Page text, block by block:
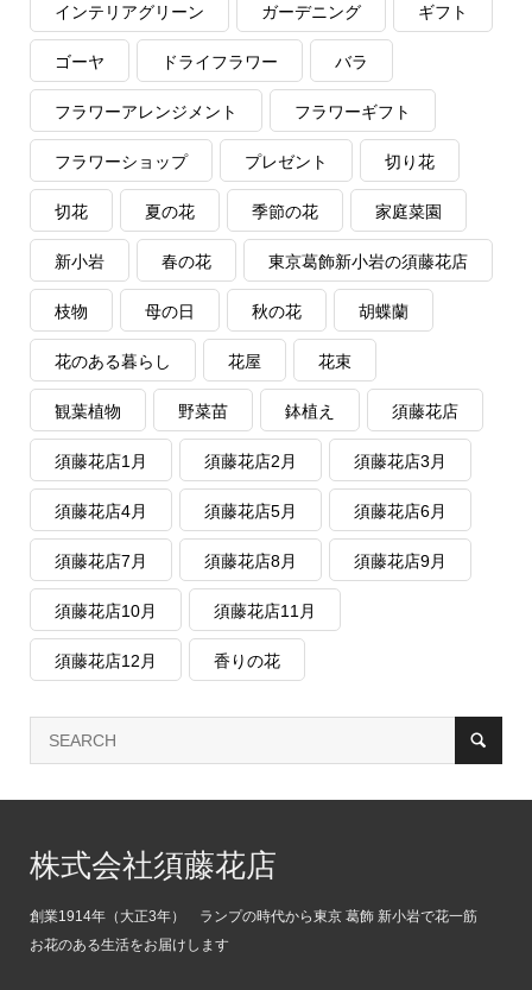
インテリアグリーン ガーデニング ギフト
ゴーヤ ドライフラワー バラ
フラワーアレンジメント フラワーギフト
フラワーショップ プレゼント 切り花
切花 夏の花 季節の花 家庭菜園
新小岩 春の花 東京葛飾新小岩の須藤花店
枝物 母の日 秋の花 胡蝶蘭
花のある暮らし 花屋 花束
観葉植物 野菜苗 鉢植え 須藤花店
須藤花店1月 須藤花店2月 須藤花店3月
須藤花店4月 須藤花店5月 須藤花店6月
須藤花店7月 須藤花店8月 須藤花店9月
須藤花店10月 須藤花店11月
須藤花店12月 香りの花
株式会社須藤花店
創業1914年（大正3年） ランプの時代から東京 葛飾 新小岩で花一筋
お花のある生活をお届けします